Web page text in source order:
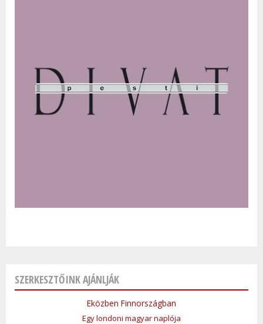
SZERKESZTŐINK AJÁNLJÁK
Eközben Finnországban
Egy londoni magyar naplója